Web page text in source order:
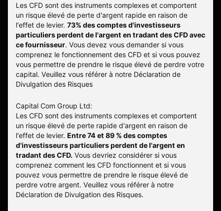
Les CFD sont des instruments complexes et comportent
un risque élevé de perte d'argent rapide en raison de
l'effet de levier. 73% des comptes d'investisseurs
particuliers perdent de l'argent en tradant des CFD avec
ce fournisseur. Vous devez vous demander si vous
comprenez le fonctionnement des CFD et si vous pouvez
vous permettre de prendre le risque élevé de perdre votre
capital. Veuillez vous référer à notre Déclaration de
Divulgation des Risques
Capital Com Group Ltd:
Les CFD sont des instruments complexes et comportent
un risque élevé de perte rapide d'argent en raison de
l'effet de levier. Entre 74 et 89 % des comptes
d'investisseurs particuliers perdent de l'argent en
tradant des CFD. Vous devriez considérer si vous
comprenez comment les CFD fonctionnent et si vous
pouvez vous permettre de prendre le risque élevé de
perdre votre argent. Veuillez vous référer à notre
Déclaration de Divulgation des Risques.